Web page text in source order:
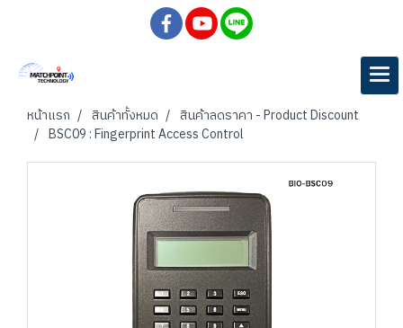
หน้าแรก สินค้าทั้งหมด
สินค้าลดราคา - Product Discount
BSC09 : Fingerprint Access Control